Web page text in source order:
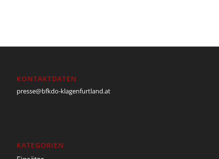
KONTAKTDATEN
presse@bfkdo-klagenfurtland.at
KATEGORIEN